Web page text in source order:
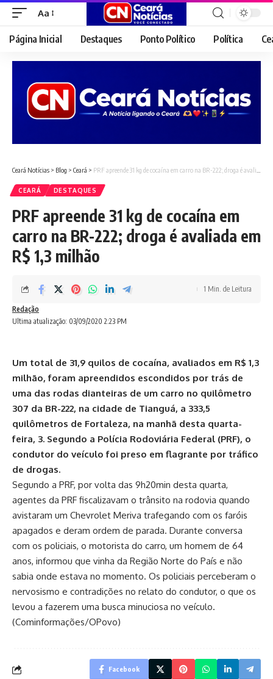
Font
Resizer
Aa
Página Inicial Destaques Ponto Político Política
Ceará Notícias > Blog > Ceará > PRF apreende 31 kg de cocaína em carro na BR-222; droga é avaliada em R$ 1,3 milhão
CEARÁ DESTAQUES
PRF apreende 31 kg de cocaína em
carro na BR-222; droga é avaliada em
R$ 1,3 milhão
Ultima atualização: 03/09/2020 2:23 PM
Redação
1 Min. de Leitura
Um total de 31,9 quilos de cocaína, avaliados em R$ 1,3
milhão, foram apreendidos escondidos por trás de
uma das rodas dianteiras de um carro no quilômetro
307 da BR-222, na cidade de Tianguá, a 333,5
quilômetros de Fortaleza, na manhã desta quarta-
feira, 3. Segundo a Polícia Rodoviária Federal (PRF), o
condutor do veículo foi preso em flagrante por tráfico
de drogas.
Segundo a PRF, por volta das 9h20min desta quarta,
agentes da PRF fiscalizavam o trânsito na rodovia quando
avistaram um Chevrolet Meriva trafegando com os faróis
apagados e deram ordem de parada. Durante conversa
com os policiais, o motorista do carro, um homem de 64
anos, informou que vinha da Região Norte do País e não
sabia onde estava no momento. Os policiais perceberam o
nervosismo e contradições no relato do condutor, o que os
levou a fazerem uma busca minuciosa no veículo.
(Cominformações/OPovo)
Facebook